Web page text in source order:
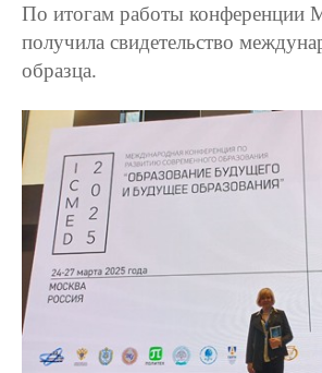
По итогам работы конференции
получила свидетельство
образца.